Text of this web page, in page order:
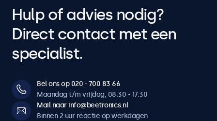
Hulp of advies nodig?
Direct contact met een
specialist.
Bel ons op 020 - 700 83 66
Maandag t/m vrijdag, 08:30 - 17:30
Mail naar info@beetronics.nl
Binnen 2 uur reactie op werkdagen